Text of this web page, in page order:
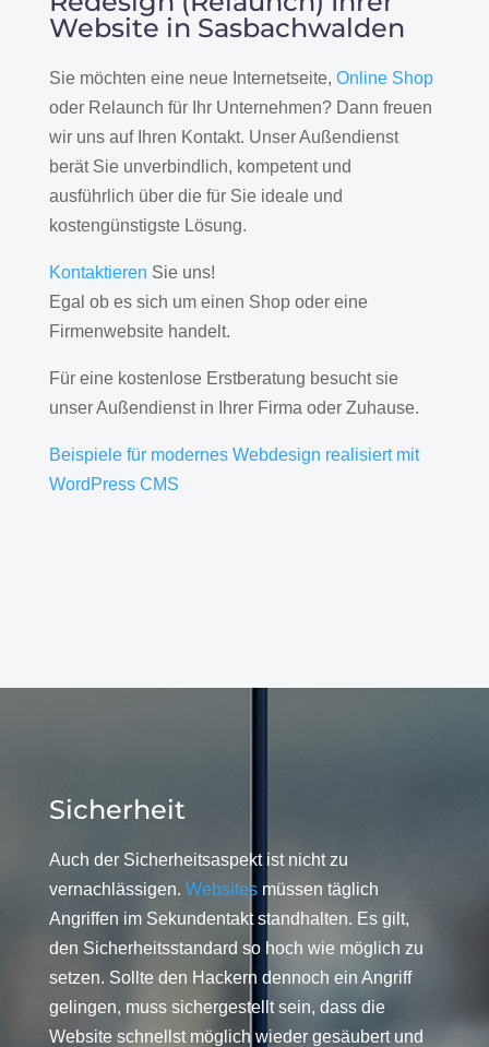
Website in Sasbachwalden
Sie möchten eine neue Internetseite, Online Shop
oder Relaunch für Ihr Unternehmen? Dann freuen
wir uns auf Ihren Kontakt. Unser Außendienst
berät Sie unverbindlich, kompetent und
ausführlich über die für Sie ideale und
kostengünstigste Lösung.
Kontaktieren Sie uns!
Egal ob es sich um einen Shop oder eine
Firmenwebsite handelt.
Für eine kostenlose Erstberatung besucht sie
unser Außendienst in Ihrer Firma oder Zuhause.
Beispiele für modernes Webdesign realisiert mit
WordPress CMS
Sicherheit
Auch der Sicherheitsaspekt ist nicht zu
vernachlässigen. Websitesmüssen täglich
Angriffen im Sekundentakt standhalten. Es gilt,
den Sicherheitsstandard so hoch wie möglich zu
setzen. Sollte den Hackern dennoch ein Angriff
gelingen, muss sichergestellt sein, dass die
Website schnellst möglich wieder gesäubert und